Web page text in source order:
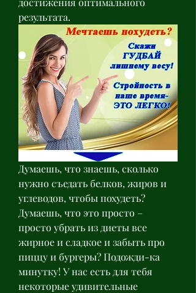
результата.
Думаешь, что знаешь, сколько
нужно съедать белков, жиров и
углеводов, чтобы похудеть?
Думаешь, что это просто –
просто убрать из диеты все
жирное и сладкое и забыть про
пиццу и бургеры? Подожди-ка
минутку! У нас есть для тебя
некоторые удивительные